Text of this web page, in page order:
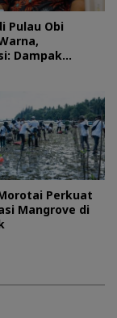
Pulau Obi
Dampak
Perkuat
Mangrove di